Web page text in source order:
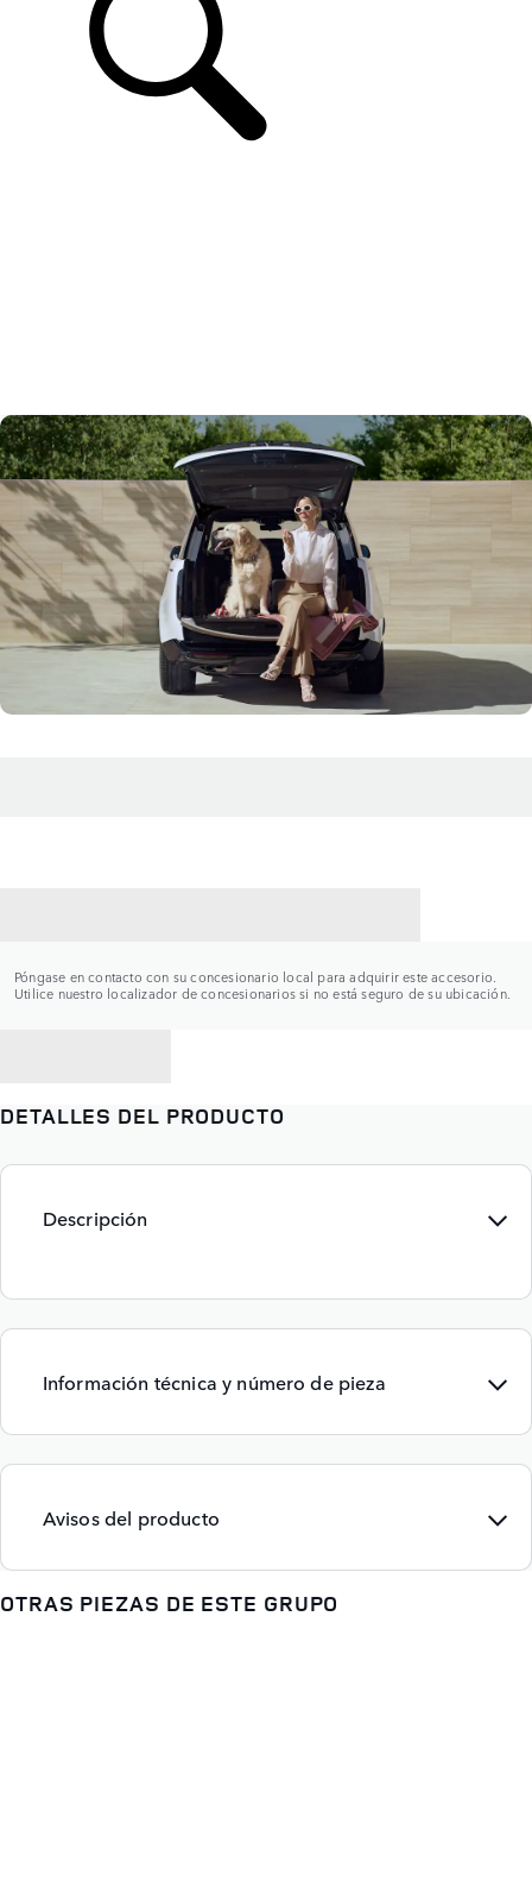
Póngase en contacto con su concesionario local para adquirir este accesorio.
Utilice nuestro localizador de concesionarios si no está seguro de su ubicación.
DETALLES DEL PRODUCTO
Descripción
Información técnica y número de pieza
Avisos del producto
OTRAS PIEZAS DE ESTE GRUPO